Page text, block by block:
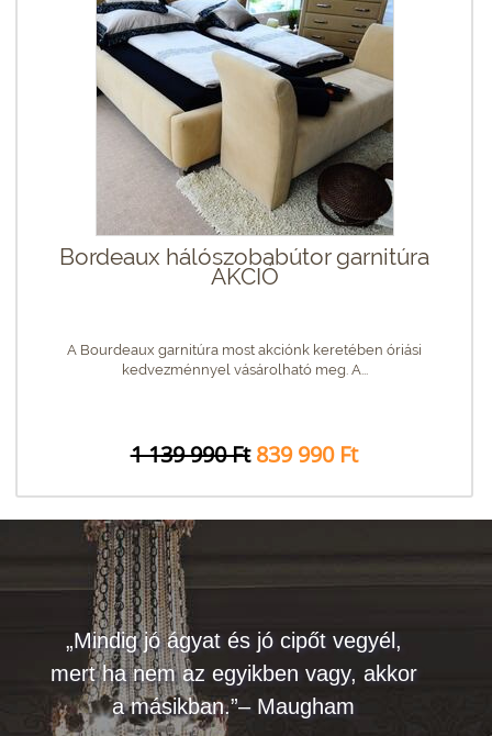
Bordeaux hálószobabútor garnitúra
AKCIÓ
A Bourdeaux garnitúra most akciónk keretében óriási
kedvezménnyel vásárolható meg. A...
1 139 990 Ft 839 990 Ft
„Mindig jó ágyat és jó cipőt vegyél,
mert ha nem az egyikben vagy, akkor
a másikban.”– Maugham